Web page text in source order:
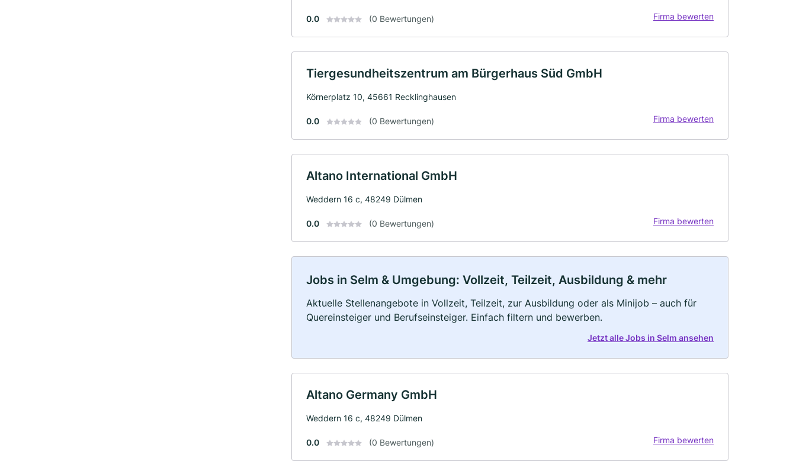
0.0 (0 Bewertungen) Firma bewerten
Tiergesundheitszentrum am Bürgerhaus Süd GmbH
Körnerplatz 10, 45661 Recklinghausen
0.0 (0 Bewertungen) Firma bewerten
Altano International GmbH
Weddern 16 c, 48249 Dülmen
0.0 (0 Bewertungen) Firma bewerten
Jobs in Selm & Umgebung: Vollzeit, Teilzeit, Ausbildung & mehr
Aktuelle Stellenangebote in Vollzeit, Teilzeit, zur Ausbildung oder als Minijob – auch für
Quereinsteiger und Berufseinsteiger. Einfach filtern und bewerben.
Jetzt alle Jobs in Selm ansehen
Altano Germany GmbH
Weddern 16 c, 48249 Dülmen
0.0 (0 Bewertungen) Firma bewerten